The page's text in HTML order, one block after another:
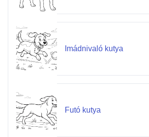
Imádnivaló kutya
Futó kutya